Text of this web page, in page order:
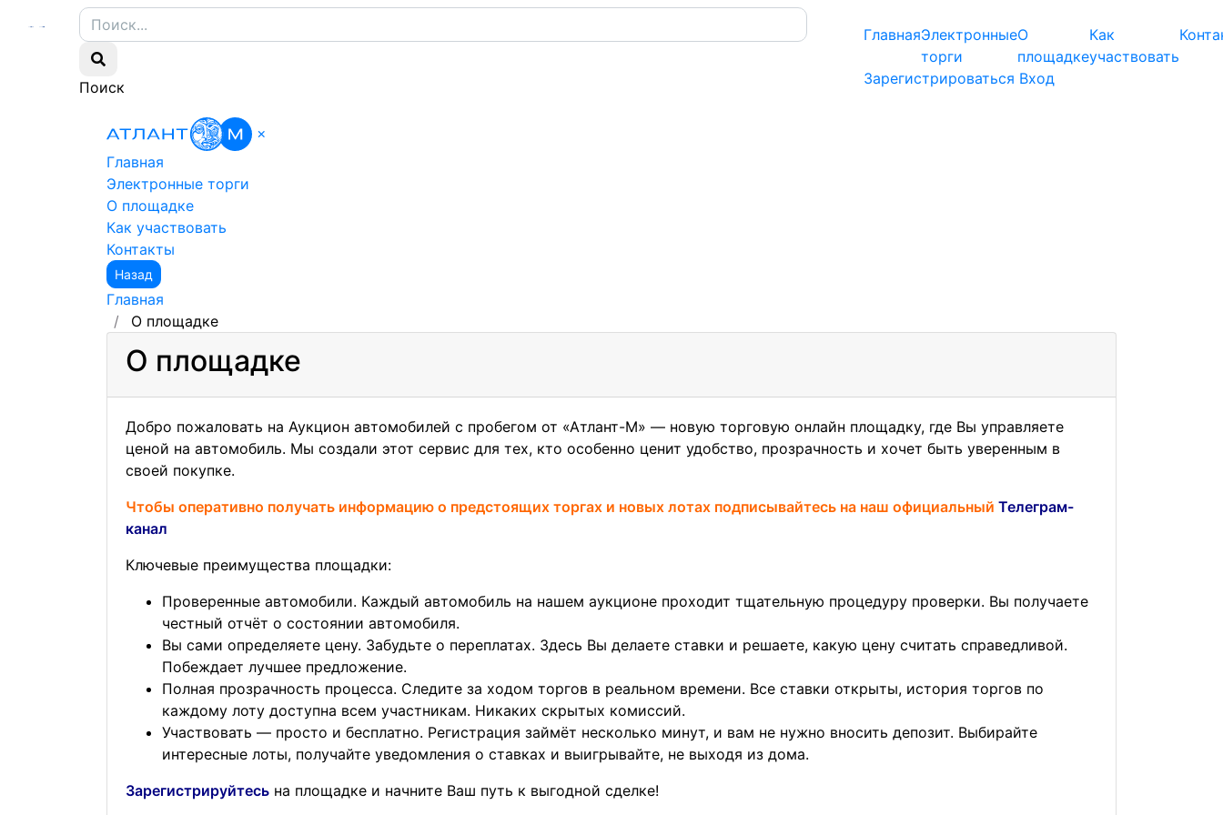
Поиск
ГлавнаяЭлектронные
торги
О
площадке
Как
участвовать
Зарегистрироваться Вход
×
Главная
Электронные торги
О площадке
Как участвовать
Контакты
Назад
Главная
О площадке
О площадке
Добро пожаловать на Аукцион автомобилей с пробегом от «Атлант-М» — новую торговую онлайн площадку, где Вы управляете
ценой на автомобиль. Мы создали этот сервис для тех, кто особенно ценит удобство, прозрачность и хочет быть уверенным в
своей покупке.
Чтобы оперативно получать информацию о предстоящих торгах и новых лотах подписывайтесь на наш официальный Телеграм-
канал
Ключевые преимущества площадки:
Проверенные автомобили. Каждый автомобиль на нашем аукционе проходит тщательную процедуру проверки. Вы получаете
честный отчёт о состоянии автомобиля.
Вы сами определяете цену. Забудьте о переплатах. Здесь Вы делаете ставки и решаете, какую цену считать справедливой.
Побеждает лучшее предложение.
Полная прозрачность процесса. Следите за ходом торгов в реальном времени. Все ставки открыты, история торгов по
каждому лоту доступна всем участникам. Никаких скрытых комиссий.
Участвовать — просто и бесплатно. Регистрация займёт несколько минут, и вам не нужно вносить депозит. Выбирайте
интересные лоты, получайте уведомления о ставках и выигрывайте, не выходя из дома.
Зарегистрируйтесь на площадке и начните Ваш путь к выгодной сделке!